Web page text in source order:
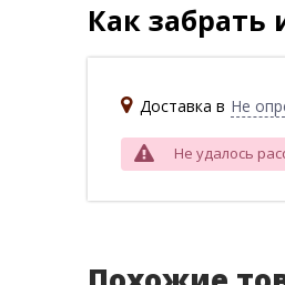
Как забрать
Доставка в Не
Не удалось